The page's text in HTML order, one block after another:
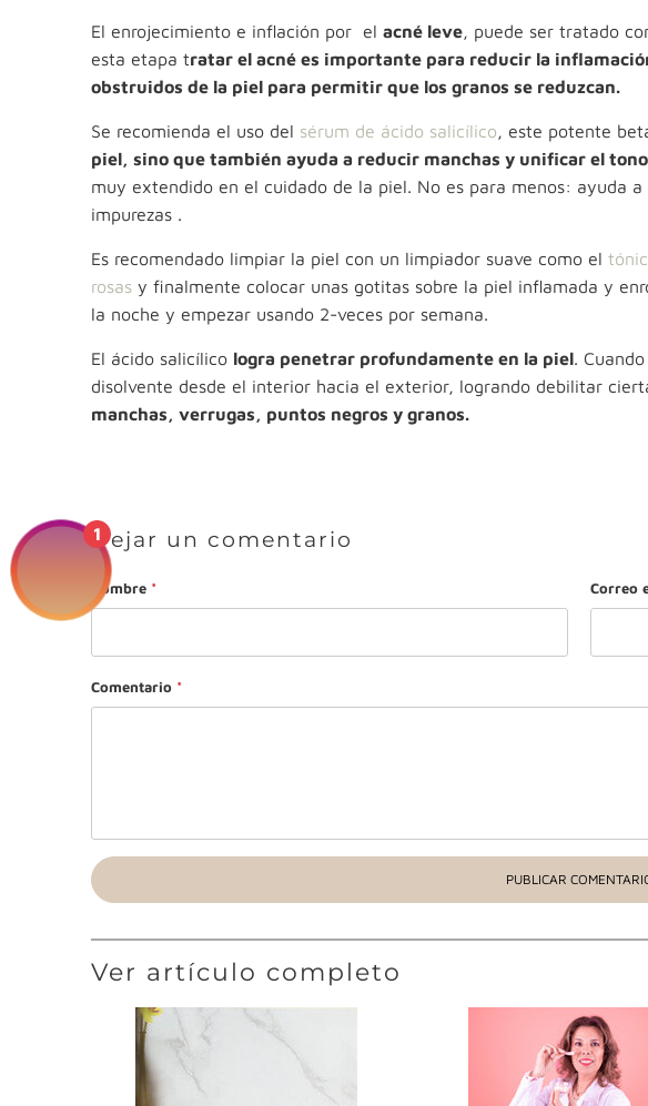
El enrojecimiento e inflación por el acné leve, puede ser tratado
esta etapa tratar el acné es importante para reducir la
obstruidos de la piel para permitir que los granos se reduzcan.
Se recomienda el uso del sérum de ácido salicílico, este potente
piel, sino que también ayuda a reducir manchas y unificar el tono
muy extendido en el cuidado de la piel. No es para menos: ayuda
impurezas .
Es recomendado limpiar la piel con un limpiador suave como el
rosas y finalmente colocar unas gotitas sobre la piel inflamada y
la noche y empezar usando 2-veces por semana.
El ácido salicílico logra penetrar profundamente en la piel.
disolvente desde el interior hacia el exterior, logrando debilitar
manchas, verrugas, puntos negros y granos.
Dejar un comentario
Nombre * Correo
Comentario *
Ver artículo completo
1